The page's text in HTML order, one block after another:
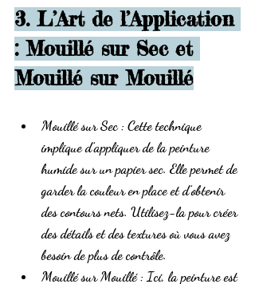
3. L’Art de l’Application
: Mouillé sur Sec et
Mouillé sur Mouillé
Mouillé sur Sec : Cette technique
implique d’appliquer de la peinture
humide sur un papier sec. Elle permet de
garder la couleur en place et d’obtenir
des contours nets. Utilisez-la pour créer
des détails et des textures où vous avez
besoin de plus de contrôle.
Mouillé sur Mouillé : Ici, la peinture est